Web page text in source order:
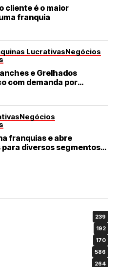
cliente é o maior
franquia
LucrativasNegócios
e Grelhados
com demanda por
e de qualidade
Negócios
franquias e abre
diversos segmentos
239
192
170
586
264